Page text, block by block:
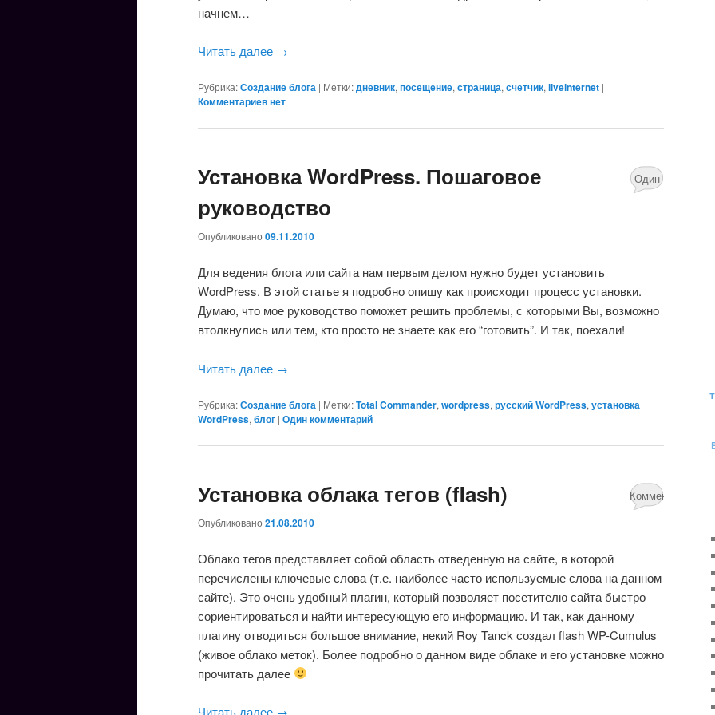
начнем…
Читать далее →
Рубрика:Создание блога | Метки:дневник, посещение, страница, счетчик, liveinternet |
Комментариев нет
Установка WordPress. Пошаговое
руководство
Опубликовано 09.11.2010
Один
Для ведения блога или сайта нам первым делом нужно будет установить
WordPress. В этой статье я подробно опишу как происходит процесс установки.
Думаю, что мое руководство поможет решить проблемы, с которыми Вы, возможно
втолкнулись или тем, кто просто не знаете как его “готовить”. И так, поехали!
Читать далее →
Рубрика:Создание блога | Метки:Total Commander, wordpress, русский WordPress, установка
WordPress, блог | Один комментарий
Установка облака тегов (flash)
Опубликовано 21.08.2010
Комментариев
Облако тегов представляет собой область отведенную на сайте, в которой
перечислены ключевые слова (т.е. наиболее часто используемые слова на данном
сайте). Это очень удобный плагин, который позволяет посетителю сайта быстро
сориентироваться и найти интересующую его информацию. И так, как данному
плагину отводиться большое внимание, некий Roy Tanck создал flash WP-Cumulus
(живое облако меток). Более подробно о данном виде облаке и его установке можно
прочитать далее
Читать далее →